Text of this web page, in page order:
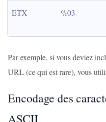
ETX %03
Par exemple, si vous deviez
URL (ce qui est rare), vous
Encodage des
ASCII